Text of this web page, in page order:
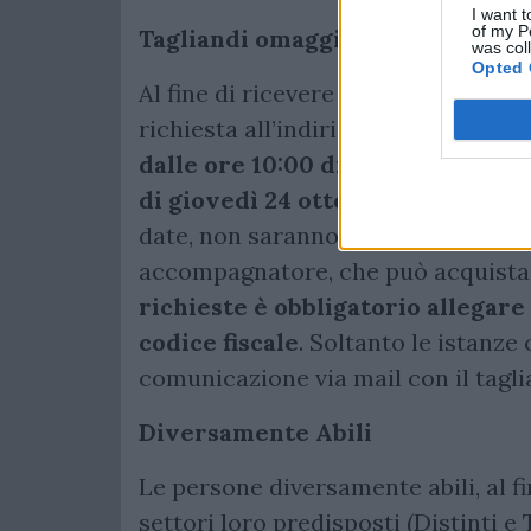
I want
of my
was
Opted
Tagliandi omaggio Under 14
Al fine di ricevere il tagliando
richiesta all’indirizzo mail
dalle ore 10:00 di mercoledì 23
di giovedì 24 ottobre
. Le
date, non saranno prese in
accompagnatore, che può
richieste è obbligatorio
codice fiscale. Soltanto le istanze
comunicazione via mail con il
Diversamente Abili
Le persone diversamente abili, al
settori loro predisposti (Distinti e